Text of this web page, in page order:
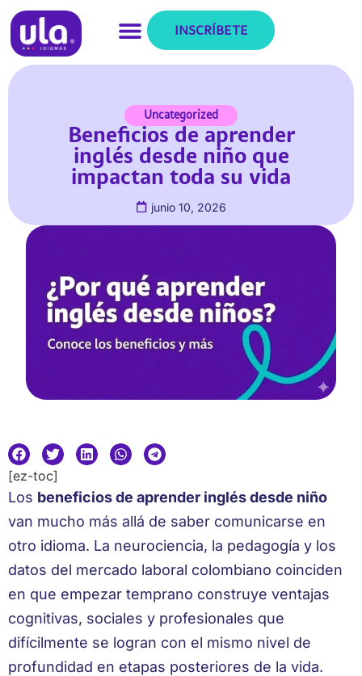
INSCRÍBETE
Uncategorized
Beneficios de aprender
inglés desde niño que
impactan toda su vida
junio 10, 2026
[ez-toc]
Los beneficios de aprender inglés desde niño
van mucho más allá de saber comunicarse en
otro idioma. La neurociencia, la pedagogía y los
datos del mercado laboral colombiano coinciden
en que empezar temprano construye ventajas
cognitivas, sociales y profesionales que
difícilmente se logran con el mismo nivel de
profundidad en etapas posteriores de la vida.